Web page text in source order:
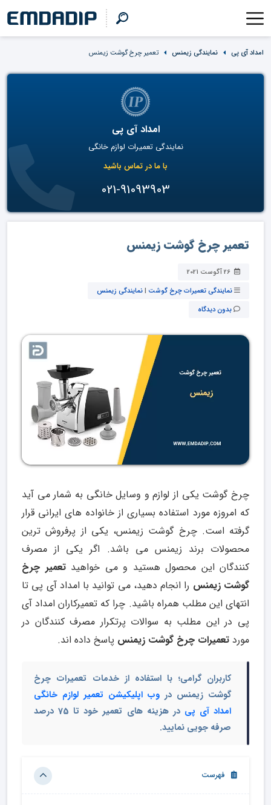
امداد آی پی نمایندگی زیمنس تعمیر چرخ گوشت زیمنس
امداد آی پی
نمایندگی تعمیرات لوازم خانگی
با ما در تماس باشید
021-91093903
تعمیر چرخ گوشت زیمنس
نمایندگی تعمیرات چرخ گوشت |نمایندگی زیمنس
بدون دیدگاه
چرخ گوشت یکی از لوازم و وسایل خانگی به شمار می آید
که امروزه مورد استفاده بسیاری از خانواده های ایرانی قرار
گرفته است. چرخ گوشت زیمنس، یکی از پرفروش ترین
محصولات برند زیمنس می باشد. اگر یکی از مصرف
کنندگان این محصول هستید و می خواهیدتعمیر چرخ
گوشت زیمنس را انجام دهید، می توانید با امداد آی پی تا
انتهای این مطلب همراه باشید. چرا که تعمیرکاران امداد آی
پی در این مطلب به سوالات پرتکرار مصرف کنندگان در
مورد تعمیرات چرخ گوشت زیمنس پاسخ داده اند.
کاربران گرامی؛ با استفاده از خدمات تعمیرات چرخ
گوشت زیمنس در وب اپلیکیشن تعمیر لوازم خانگی
امداد آی پی
در هزینه های تعمیر خود تا 75 درصد
صرفه جویی نمایید.
فهرست